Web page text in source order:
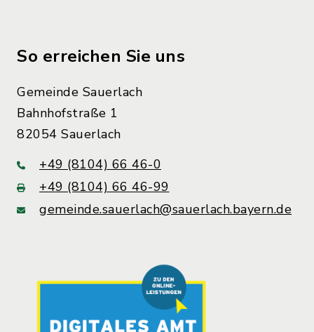
So erreichen Sie uns
Gemeinde Sauerlach
Bahnhofstraße 1
82054 Sauerlach
+49 (8104) 66 46-0
+49 (8104) 66 46-99
gemeinde.sauerlach@sauerlach.bayern.de